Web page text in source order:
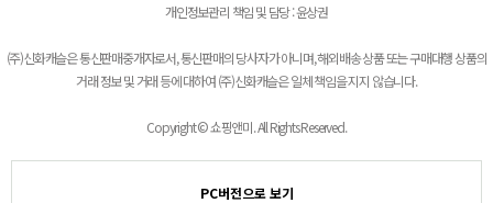
개인정보관리 책임 및 담당 : 윤상권
(주)신화캐슬은 통신판매중개자로서, 통신판매의 당사자가 아니며, 해외배송 상품 또는 구매대행 상품의
거래 정보 및 거래 등에 대하여 (주)신화캐슬은 일체 책임을 지지 않습니다.
Copyright © 쇼핑앤미. All Rights Reserved.
PC버전으로 보기